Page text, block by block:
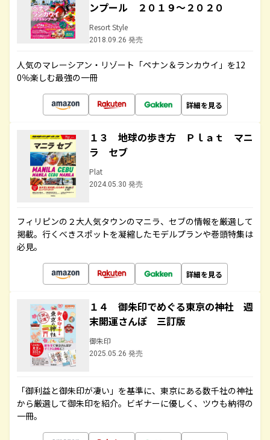
ンプール ２０１９～２０２０
Resort Style
2018.09.26 発売
人気のマレーシアン・リゾート「ペナン＆ランカウイ」を12
0％楽しむ最強の一冊
詳細を見る
１３ 地球の歩き方 Ｐｌａｔ マニ
ラ セブ
Plat
2024.05.30 発売
フィリピンの２大人気タウンのマニラ、セブの情報を厳選して
掲載。行くべきスポットを凝縮したモデルプランや巻頭特集は
必見。
詳細を見る
１４ 御朱印でめぐる東京の神社 週
末開運さんぽ 三訂版
御朱印
2025.05.26 発売
「御利益と御朱印が凄い」を基準に、東京にある数千社の神社
から厳選して御朱印を紹介。ビギナーに優しく、ツウも納得の
一冊。